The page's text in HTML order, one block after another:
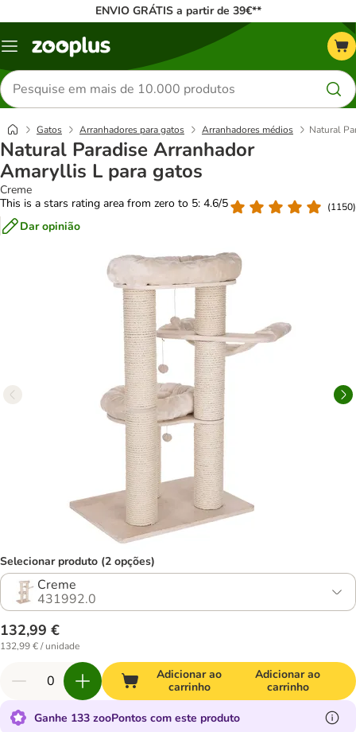
ENVIO GRÁTIS a partir de 39€**
Menu
Pesquisar
produtos
Gatos Arranhadores para gatos Arranhadores médios Natural
Natural Paradise Arranhador
Amaryllis L para gatos
Creme
This is a stars rating area from zero to 5: 4.6/5
(1150)
Dar opinião
Selecionar produto (2 opções)
Creme
431992.0
132,99 €
132,99 € / unidade
Adicionar ao
carrinho
Adicionar ao
carrinho
Ganhe 133 zooPontos com este produto